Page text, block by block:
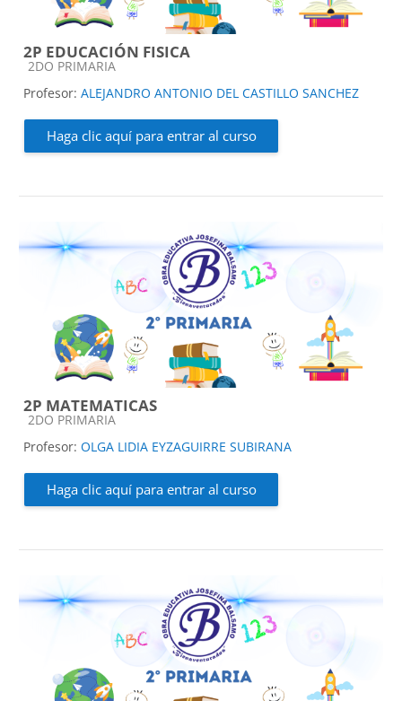
2P EDUCACIÓN FISICA
Categoría de cursos
2DO PRIMARIA
Profesor: ALEJANDRO ANTONIO DEL CASTILLO SANCHEZ
Haga clic aquí para entrar al curso
2P MATEMATICAS
Categoría de cursos
2DO PRIMARIA
Profesor: OLGA LIDIA EYZAGUIRRE SUBIRANA
Haga clic aquí para entrar al curso